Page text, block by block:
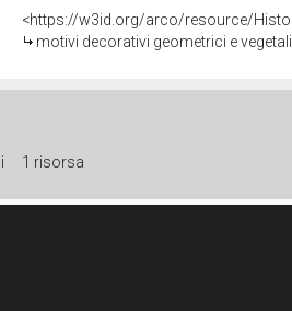
<https://w3id.org/arco/resource/
motivi decorativi geometrici e
1 risorsa